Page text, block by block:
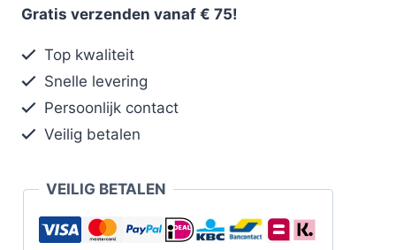
Gratis verzenden vanaf € 75!
Top kwaliteit
Snelle levering
Persoonlijk contact
Veilig betalen
VEILIG BETALEN